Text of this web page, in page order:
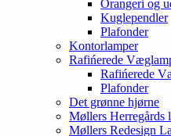
Orangeri og
Kuglependler
Plafonder
Kontorlamper
Rafińerede
Rafińerede
Plafonder
Det grønne hjørne
Møllers Herregårds
Møllers Redesign